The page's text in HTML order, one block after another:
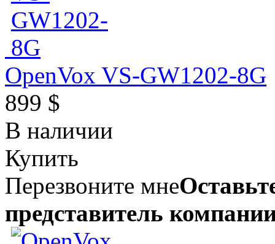
OpenVox VS-GW1202-8G
899 $
В наличии
Купить
Перезвоните мне
представитель